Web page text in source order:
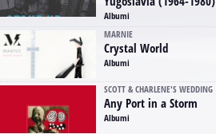
Albumi
MARNIE
Crystal World
Albumi
SCOTT & CHARLENE'S WEDDING
Any Port in a Storm
Albumi